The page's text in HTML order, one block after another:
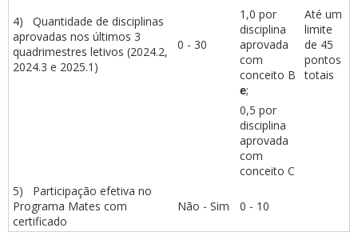
4) Quantidade de disciplinas
aprovadas nos últimos 3
quadrimestres letivos (2024.2,
2024.3 e 2025.1)
0 - 30
Até um
limite
de 45
pontos
totais
1,0 por
disciplina
aprovada
com
conceito B
e;
0,5 por
disciplina
aprovada
com
conceito C
5) Participação efetiva no
Programa Mates com
certificado
Não - Sim 0 - 10